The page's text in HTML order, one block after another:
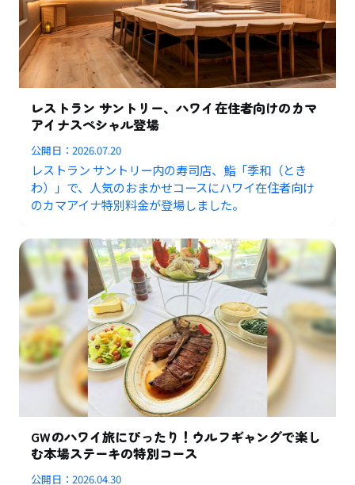
レストラン サントリー、ハワイ在住者向けのカマ
アイナスペシャル登場
公開日：2026.07.20
レストラン サントリー内の寿司店、鮨「季和（とき
わ）」で、人気のおまかせコースにハワイ在住者向け
のカマアイナ特別料金が登場しました。
GWのハワイ旅にぴったり！ウルフギャングで楽し
む本場ステーキの特別コース
公開日：2026.04.30